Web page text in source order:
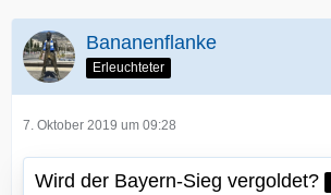
Bananenflanke
Erleuchteter
7. Oktober 2019 um 09:28
Wird der Bayern-Sieg vergoldet?